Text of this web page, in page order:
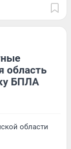
область
БПЛА
области